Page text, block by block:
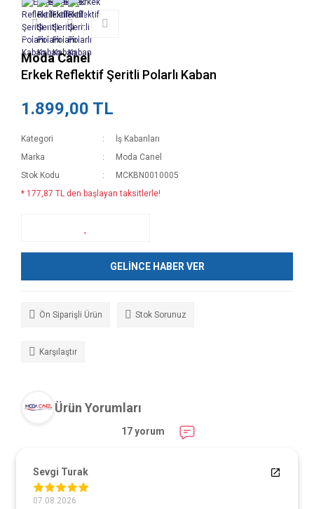
Moda Canel
Erkek Reflektif Şeritli Polarlı Kaban
1.899,00 TL
Kategori
İş Kabanları
Marka
Moda Canel
Stok Kodu
MCKBN0010005
* 177,87 TL den başlayan taksitlerle!
GELİNCE HABER VER
Ön Siparişli Ürün Stok Sorunuz
Karşılaştır
Ürün Yorumları
17 yorum
Sevgi Turak
07.08.2026